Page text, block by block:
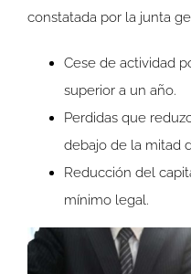
constatada por la junta
Cese de actividad
superior a un año.
Perdidas que
debajo de la mitad
Reducción del
mínimo legal.